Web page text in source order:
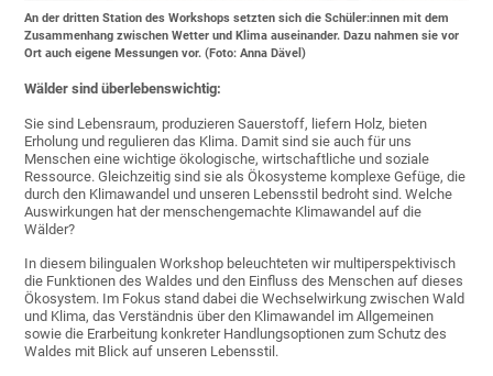
An der dritten Station des Workshops setzten sich die Schüler:innen mit dem
Zusammenhang zwischen Wetter und Klima auseinander. Dazu nahmen sie vor
Ort auch eigene Messungen vor. (Foto: Anna Dävel)
Wälder sind überlebenswichtig:
Sie sind Lebensraum, produzieren Sauerstoff, liefern Holz, bieten
Erholung und regulieren das Klima. Damit sind sie auch für uns
Menschen eine wichtige ökologische, wirtschaftliche und soziale
Ressource. Gleichzeitig sind sie als Ökosysteme komplexe Gefüge, die
durch den Klimawandel und unseren Lebensstil bedroht sind. Welche
Auswirkungen hat der menschengemachte Klimawandel auf die
Wälder?
In diesem bilingualen Workshop beleuchteten wir multiperspektivisch
die Funktionen des Waldes und den Einfluss des Menschen auf dieses
Ökosystem. Im Fokus stand dabei die Wechselwirkung zwischen Wald
und Klima, das Verständnis über den Klimawandel im Allgemeinen
sowie die Erarbeitung konkreter Handlungsoptionen zum Schutz des
Waldes mit Blick auf unseren Lebensstil.